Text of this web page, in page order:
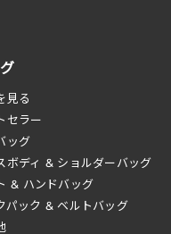
見る
セラー
ッグ
ボディ & ショルダーバッグ
& ハンドバッグ
パック & ベルトバッグ